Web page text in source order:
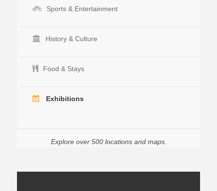
Sports & Entertainment
History & Culture
Food & Stays
Exhibitions
Explore over 500 locations and maps.